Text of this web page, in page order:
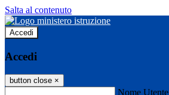
Salta al contenuto
Accedi
Accedi
button close ×
Nome Utente